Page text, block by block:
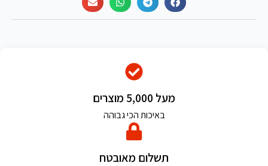
מעל 5,000 מוצרים
באיכות הכי גבוהה
תשלום מאובטח